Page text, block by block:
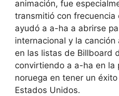
animación, fue
transmitió con frecuencia
ayudó a a-ha a abrirse
internacional y la canción
en las listas de Billboard
convirtiendo a a-ha en la
noruega en tener un
Estados Unidos.